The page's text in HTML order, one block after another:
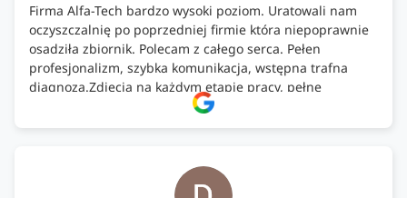
Firma Alfa-Tech bardzo wysoki poziom. Uratowali nam
oczyszczalnię po poprzedniej firmie która niepoprawnie
osadziła zbiornik. Polecam z całego serca. Pełen
profesjonalizm, szybka komunikacja, wstępna trafna
diagnoza.Zdjęcia na każdym etapie pracy, pełne
doradztwo.Dobrze wyszkoleni i znający się na rzeczy.
Podsumowując ekipa na wysokim poziomie, rzetelna.